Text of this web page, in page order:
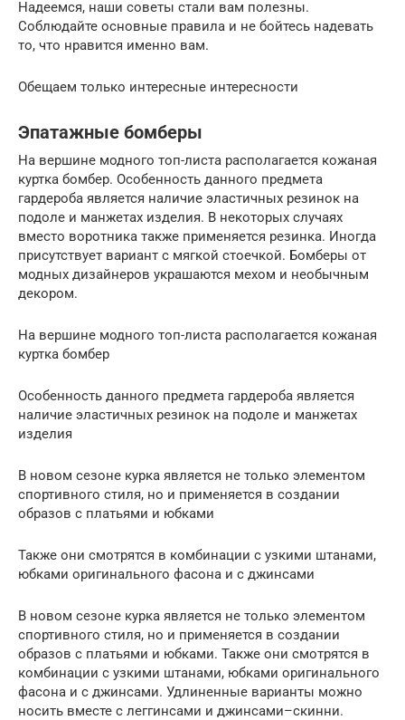
Надеемся, наши советы стали вам полезны.
Соблюдайте основные правила и не бойтесь надевать
то, что нравится именно вам.
Обещаем только интересные интересности
Эпатажные бомберы
На вершине модного топ-листа располагается кожаная
куртка бомбер. Особенность данного предмета
гардероба является наличие эластичных резинок на
подоле и манжетах изделия. В некоторых случаях
вместо воротника также применяется резинка. Иногда
присутствует вариант с мягкой стоечкой. Бомберы от
модных дизайнеров украшаются мехом и необычным
декором.
На вершине модного топ-листа располагается кожаная
куртка бомбер
Особенность данного предмета гардероба является
наличие эластичных резинок на подоле и манжетах
изделия
В новом сезоне курка является не только элементом
спортивного стиля, но и применяется в создании
образов с платьями и юбками
Также они смотрятся в комбинации с узкими штанами,
юбками оригинального фасона и с джинсами
В новом сезоне курка является не только элементом
спортивного стиля, но и применяется в создании
образов с платьями и юбками. Также они смотрятся в
комбинации с узкими штанами, юбками оригинального
фасона и с джинсами. Удлиненные варианты можно
носить вместе с леггинсами и джинсами–скинни.